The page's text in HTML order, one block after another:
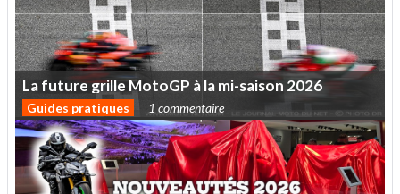
Lafuturegrille MotoGP àlami-saison 2026
Guides pratiques 1 commentaire